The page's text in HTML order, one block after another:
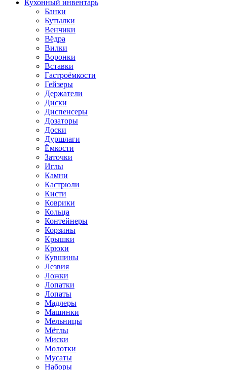
Кухонный инвентарь
Банки
Бутылки
Венчики
Вёдра
Вилки
Воронки
Вставки
Гастроёмкости
Гейзеры
Держатели
Диски
Диспенсеры
Дозаторы
Доски
Дуршлаги
Ёмкости
Заточки
Иглы
Камни
Кастрюли
Кисти
Коврики
Кольца
Контейнеры
Корзины
Крышки
Крюки
Кувшины
Лезвия
Ложки
Лопатки
Лопаты
Мадлеры
Машинки
Мельницы
Мётлы
Миски
Молотки
Мусаты
Наборы